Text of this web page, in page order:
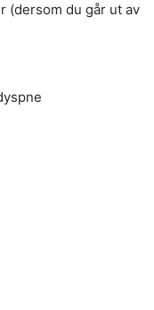
(dersom du går ut av